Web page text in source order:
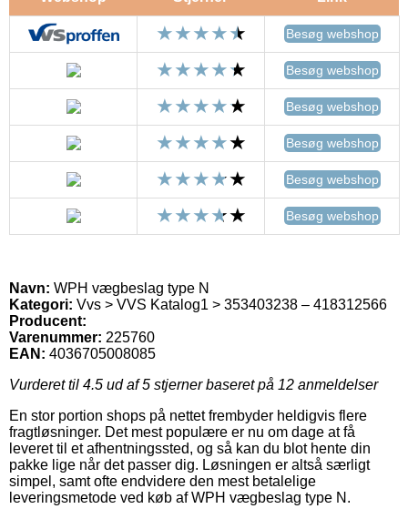
Besøg webshop
Besøg webshop
Besøg webshop
Besøg webshop
Besøg webshop
Besøg webshop
Navn: WPH vægbeslag type N
Kategori: Vvs > VVS Katalog1 > 353403238 – 418312566
Producent:
Varenummer: 225760
EAN: 4036705008085
Vurderet til 4.5 ud af 5 stjerner baseret på 12 anmeldelser
En stor portion shops på nettet frembyder heldigvis flere
fragtløsninger. Det mest populære er nu om dage at få
leveret til et afhentningssted, og så kan du blot hente din
pakke lige når det passer dig. Løsningen er altså særligt
simpel, samt ofte endvidere den mest betalelige
leveringsmetode ved køb af WPH vægbeslag type N.